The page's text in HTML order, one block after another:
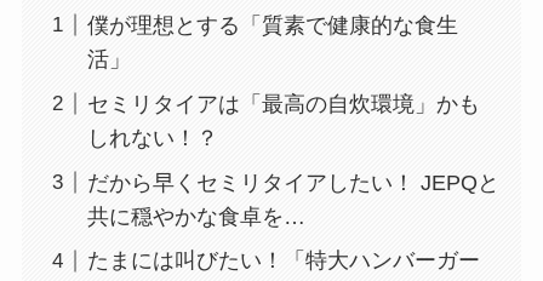
僕が理想とする「質素で健康的な食生
活」
セミリタイアは「最高の自炊環境」かも
しれない！？
だから早くセミリタイアしたい！ JEPQと
共に穏やかな食卓を…
たまには叫びたい！「特大ハンバーガー